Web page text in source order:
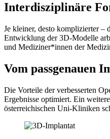
Interdisziplinäre
Je kleiner, desto komplizierter –
Entwicklung der 3D-Modelle
und Mediziner*innen der
Vom passgenauen
Die Vorteile der verbesserten
Ergebnisse optimiert. Ein
österreichischen Uni-Kliniken